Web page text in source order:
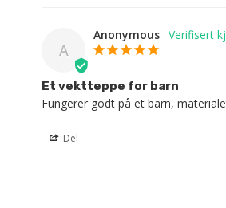
A
Anonymous
Et vektteppe for barn
Fungerer godt på et barn,
Del